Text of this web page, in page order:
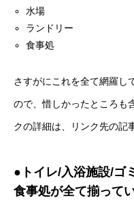
水場
ランドリー
食事処
さすがにこれを全て網羅し
ので、惜しかったところも
クの詳細は、リンク先の記
●トイレ/入浴施設/ゴ
食事処が全て揃って